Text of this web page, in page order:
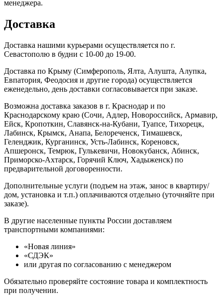
менеджера.
Доставка
Доставка нашими курьерами осуществляется по г.
Севастополю в будни с 10-00 до 19-00.
Доставка по Крыму (Симферополь, Ялта, Алушта, Алупка,
Евпатория, Феодосия и другие города) осуществляется
еженедельно, день доставки согласовывается при заказе.
Возможна доставка заказов в г. Краснодар и по
Краснодарскому краю (Сочи, Адлер, Новороссийск, Армавир,
Ейск, Кропоткин, Славянск-на-Кубани, Туапсе, Тихорецк,
Лабинск, Крымск, Анапа, Белореченск, Тимашевск,
Геленджик, Курганинск, Усть-Лабинск, Кореновск,
Апшеронск, Темрюк, Гулькевичи, Новокубанск, Абинск,
Приморско-Ахтарск, Горячий Ключ, Хадыженск) по
предварительной договоренности.
Дополнительные услуги (подъем на этаж, занос в квартиру/
дом, установка и т.п.) оплачиваются отдельно (уточняйте при
заказе).
В другие населенные пункты России доставляем
транспортными компаниями:
«Новая линия»
«СДЭК»
или другая по согласованию с менеджером
Обязательно проверяйте состояние товара и комплектность
при получении.